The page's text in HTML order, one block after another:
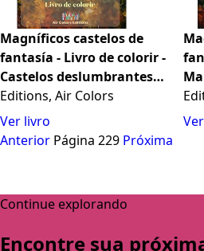
Magníficos castelos de
fantasía - Livro de colorir -
Castelos deslumbrantes
para colorir e fugir: Um
livro sensacional para
estimular a criatividade e o
relaxamento
Editions, Air Colors
Ver livro
e
Anterior Página 229 Próxima
Continue explorando
Encontre sua